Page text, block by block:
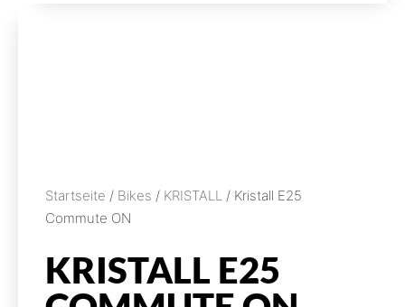
Startseite / Bikes / KRISTALL / Kristall E25
Commute ON
KRISTALL E25